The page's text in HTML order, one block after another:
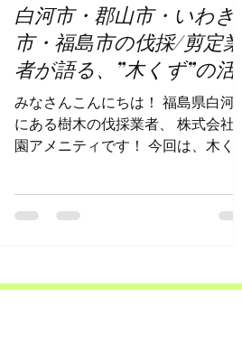
白河市・郡山市・いわき
市・福島市の伐採/剪定業
者が語る、”木くず”の活
用について
みなさんこんにちは！ 福島県白河市
にある樹木の伐採業者、 株式会社楽
園アメニティです！ 今回は、木くず
あるのでしょうか？ 早速見ていきま